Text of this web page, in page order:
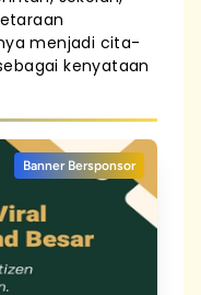
menjadi cita-
kenyataan
Banner Bersponsor